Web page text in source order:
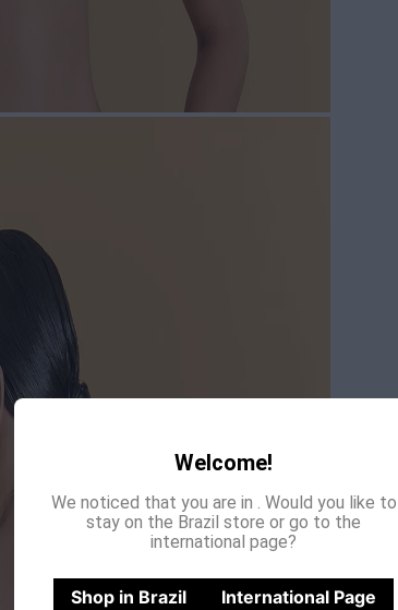
Welcome!
We noticed that you are in . Would you like to
stay on the Brazil store or go to the
international page?
Shop in Brazil International Page